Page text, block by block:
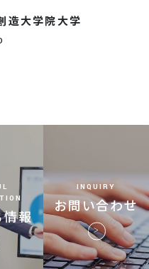
造大学院大学
情報
INQUIRY
お問い合わせ